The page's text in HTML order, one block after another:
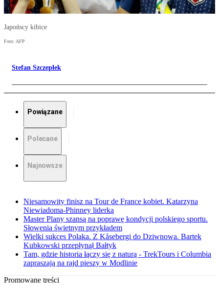
Japońscy kibice
Foto: AFP
Stefan Szczepłek
Powiązane
Polecane
Najnowsze
Niesamowity finisz na Tour de France kobiet. Katarzyna
Niewiadoma-Phinney liderką
Master Plany szansą na poprawę kondycji polskiego sportu.
Słowenia świetnym przykładem
Wielki sukces Polaka. Z Kåsebergi do Dziwnowa. Bartek
Kubkowski przepłynął Bałtyk
Tam, gdzie historia łączy się z naturą - TrekTours i Columbia
zapraszają na rajd pieszy w Modlinie
Promowane treści